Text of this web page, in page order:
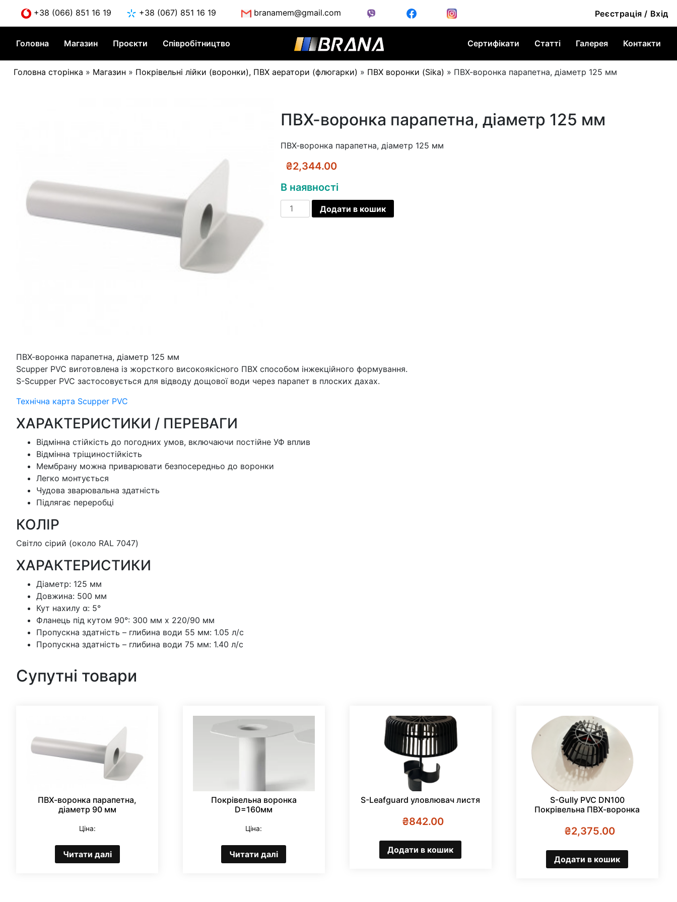
content
+38 (066) 851 16 19 +38 (067) 851 16 19 branamem@gmail.com Реєстрація / Вхід
Головна Магазин Проєкти Співробітництво Сертифікати Статті Галерея Контакти
Головна сторінка » Магазин » Покрівельні лійки (воронки), ПВХ аератори (флюгарки) » ПВХ воронки (Sika) » ПВХ-воронка парапетна, діаметр 125 мм
ПВХ-воронка парапетна, діаметр 125 мм
ПВХ-воронка парапетна, діаметр 125 мм
₴2,344.00
В наявності
ПВХ-
воронка
Додати в кошик
ПВХ-воронка парапетна, діаметр 125 мм
Scupper PVC виготовлена із жорсткого високоякісного ПВХ способом інжекційного формування.
S-Scupper PVC застосовується для відводу дощової води через парапет в плоских дахах.
Технічна карта Scupper PVC
ХАРАКТЕРИСТИКИ / ПЕРЕВАГИ
Відмінна стійкість до погодних умов, включаючи постійне УФ вплив
Відмінна тріщиностійкість
Мембрану можна приварювати безпосередньо до воронки
Легко монтується
Чудова зварювальна здатність
Підлягає переробці
КОЛІР
Світло сірий (около RAL 7047)
ХАРАКТЕРИСТИКИ
Діаметр: 125 мм
Довжина: 500 мм
Кут нахилу α: 5°
Фланець під кутом 90°: 300 мм x 220/90 мм
Пропускна здатність – глибина води 55 мм: 1.05 л/с
Пропускна здатність – глибина води 75 мм: 1.40 л/с
Супутні товари
ПВХ-воронка парапетна,
діаметр 90 мм
Ціна:
Читати далі
Покрівельна воронка
D=160мм
Ціна:
Читати далі
S-Leafguard уловлювач листя
₴842.00
Додати в кошик
S-Gully PVC DN100
Покрівельна ПВХ-воронка
₴2,375.00
Додати в кошик